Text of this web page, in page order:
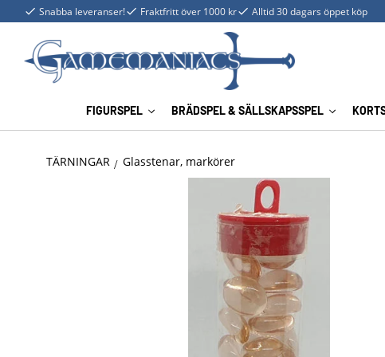
Snabba leveranser! Fraktfritt över 1000 kr Alltid 30 dagars öppet köp
FIGURSPEL BRÄDSPEL & SÄLLSKAPSSPEL
TÄRNINGAR Glasstenar, markörer